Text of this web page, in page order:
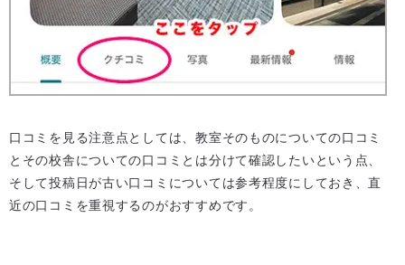
口コミを見る注意点としては、教室そのものについての口コミ
とその校舎についての口コミとは分けて確認したいという点、
そして投稿日が古い口コミについては参考程度にしておき、直
近の口コミを重視するのがおすすめです。